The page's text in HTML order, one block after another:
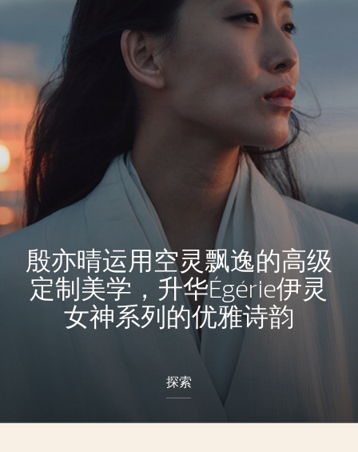
殷亦晴运用空灵飘逸的高级
定制美学，升华Égérie伊灵
女神系列的优雅诗韵
探索